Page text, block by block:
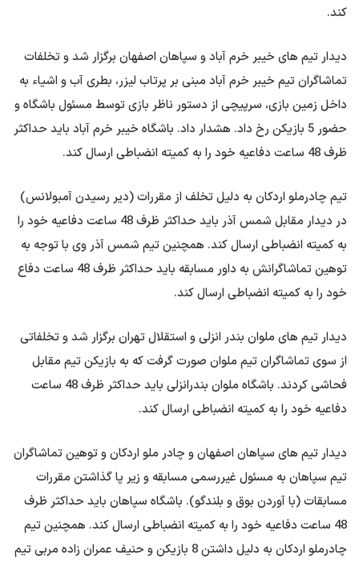
کند.
دیدار تیم های خیبر خرم آباد و سپاهان اصفهان برگزار شد و تخلفات
تماشاگران تیم خیبر خرم آباد مبنی بر پرتاب لیزر، بطری آب و اشیاء به
داخل زمین بازی، سرپیچی از دستور ناظر بازی توسط مسئول باشگاه و
حضور 5 بازیکن رخ داد. هشدار داد. باشگاه خیبر خرم آباد باید حداکثر
ظرف 48 ساعت دفاعیه خود را به کمیته انضباطی ارسال کند.
تیم چادرملو اردکان به دلیل تخلف از مقررات (دیر رسیدن آمبولانس)
در دیدار مقابل شمس آذر باید حداکثر ظرف 48 ساعت دفاعیه خود را
به کمیته انضباطی ارسال کند. همچنین تیم شمس آذر وی با توجه به
توهین تماشاگرانش به داور مسابقه باید حداکثر ظرف 48 ساعت دفاع
خود را به کمیته انضباطی ارسال کند.
دیدار تیم های ملوان بندر انزلی و استقلال تهران برگزار شد و تخلفاتی
از سوی تماشاگران تیم ملوان صورت گرفت که به بازیکن تیم مقابل
فحاشی کردند. باشگاه ملوان بندرانزلی باید حداکثر ظرف 48 ساعت
دفاعیه خود را به کمیته انضباطی ارسال کند.
دیدار تیم های سپاهان اصفهان و چادر ملو اردکان و توهین تماشاگران
تیم سپاهان به مسئول غیررسمی مسابقه و زیر پا گذاشتن مقررات
مسابقات (با آوردن بوق و بلندگو). باشگاه سپاهان باید حداکثر ظرف
48 ساعت دفاعیه خود را به کمیته انضباطی ارسال کند. همچنین تیم
چادرملو اردکان به دلیل داشتن 8 بازیکن و حنیف عمران زاده مربی تیم